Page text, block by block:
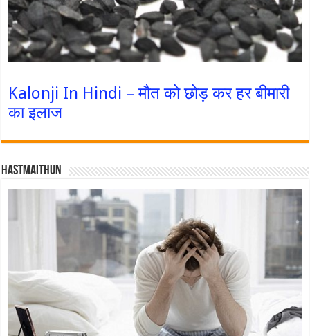
Kalonji In Hindi – मौत को छोड़ कर हर बीमारी
का इलाज
Hastmaithun